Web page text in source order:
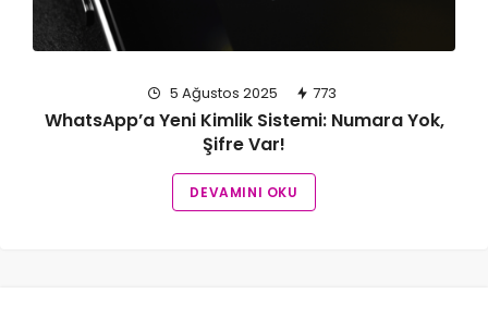
5 Ağustos 2025 773
WhatsApp’a Yeni Kimlik Sistemi: Numara Yok,
Şifre Var!
DEVAMINI OKU